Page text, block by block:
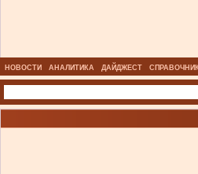
НОВОСТИ АНАЛИТИКА ДАЙДЖЕСТ